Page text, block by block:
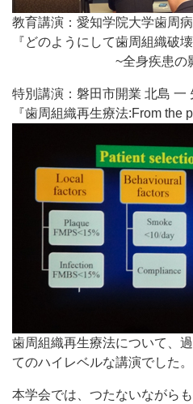
教育講演：愛知学院大学歯周
『どのようにして歯周組織破
~全身疾患の影響を
特別講演：磐田市開業 北島 一
『歯周組織再生療法:From the
歯周組織再生療法について、
てのハイレベルな講演でした。
本学会では、つたないながら